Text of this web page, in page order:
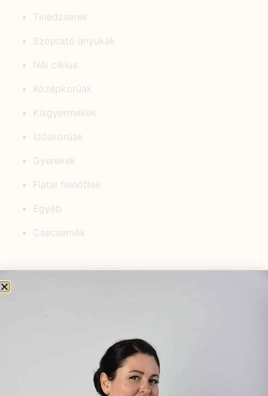
Tinédzserek
Szoptató anyukák
Női ciklus
Középkorúak
Kisgyermekek
Időskorúak
Gyerekek
Fiatal felnőttek
Egyéb
Csecsemők
KEDVELT BEJEGYZÉSEK
Természetes megoldások a
teherbeesés elősegítésére: